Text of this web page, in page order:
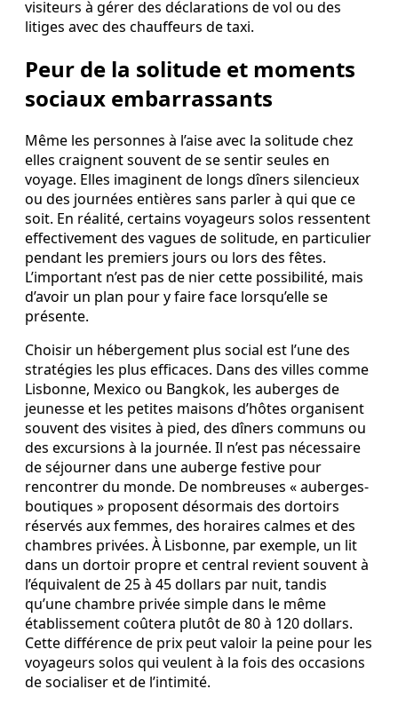
visiteurs à gérer des déclarations de vol ou des
litiges avec des chauffeurs de taxi.
Peur de la solitude et moments
sociaux embarrassants
Même les personnes à l’aise avec la solitude chez
elles craignent souvent de se sentir seules en
voyage. Elles imaginent de longs dîners silencieux
ou des journées entières sans parler à qui que ce
soit. En réalité, certains voyageurs solos ressentent
effectivement des vagues de solitude, en particulier
pendant les premiers jours ou lors des fêtes.
L’important n’est pas de nier cette possibilité, mais
d’avoir un plan pour y faire face lorsqu’elle se
présente.
Choisir un hébergement plus social est l’une des
stratégies les plus efficaces. Dans des villes comme
Lisbonne, Mexico ou Bangkok, les auberges de
jeunesse et les petites maisons d’hôtes organisent
souvent des visites à pied, des dîners communs ou
des excursions à la journée. Il n’est pas nécessaire
de séjourner dans une auberge festive pour
rencontrer du monde. De nombreuses « auberges-
boutiques » proposent désormais des dortoirs
réservés aux femmes, des horaires calmes et des
chambres privées. À Lisbonne, par exemple, un lit
dans un dortoir propre et central revient souvent à
l’équivalent de 25 à 45 dollars par nuit, tandis
qu’une chambre privée simple dans le même
établissement coûtera plutôt de 80 à 120 dollars.
Cette différence de prix peut valoir la peine pour les
voyageurs solos qui veulent à la fois des occasions
de socialiser et de l’intimité.